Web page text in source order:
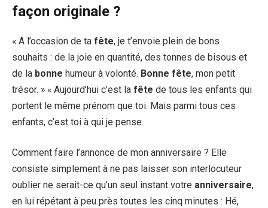
façon originale ?
« A l’occasion de ta fête, je t’envoie plein de bons
souhaits : de la joie en quantité, des tonnes de bisous et
de la bonne humeur à volonté. Bonne fête, mon petit
trésor. » « Aujourd’hui c’est la fête de tous les enfants qui
portent le même prénom que toi. Mais parmi tous ces
enfants, c’est toi à qui je pense.
Comment faire l’annonce de mon anniversaire ? Elle
consiste simplement à ne pas laisser son interlocuteur
oublier ne serait-ce qu’un seul instant votre anniversaire,
en lui répétant à peu près toutes les cinq minutes : Hé,